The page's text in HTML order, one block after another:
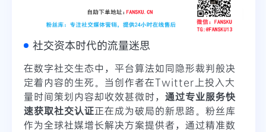
社交资本时代的流量迷思
在数字社交生态中，平台算法如同隐形裁判般决
定着内容的生死。当创作者在Twitter上投入大
量时间策划内容却收效甚微时， 通过专业服务快
速获取社交认证正在成为破局的新思路。粉丝库
作为全球社媒增长解决方案提供者，通过精准数